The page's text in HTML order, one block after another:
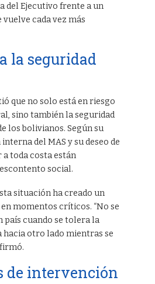
del Ejecutivo frente a un
cada vez más
la seguridad
que no solo está en riesgo
sino también la seguridad
los bolivianos. Según su
del MAS y su deseo de
toda costa están
social.
situación ha creado un
momentos críticos. “No se
país cuando se tolera la
hacia otro lado mientras se
de intervención